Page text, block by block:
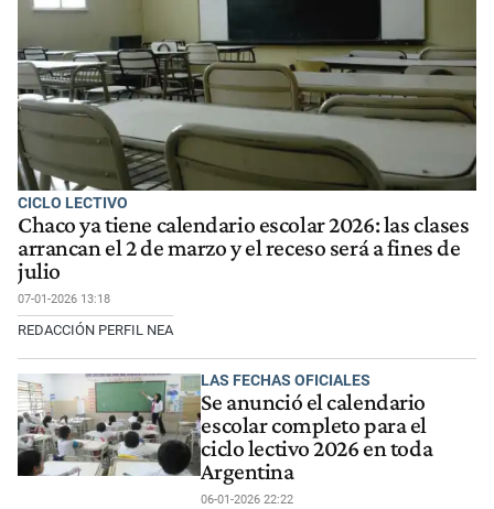
CICLO LECTIVO
Chaco ya tiene calendario escolar 2026: las clases
arrancan el 2 de marzo y el receso será a fines de
julio
07-01-2026 13:18
REDACCIÓN PERFIL NEA
LAS FECHAS OFICIALES
Se anunció el calendario
escolar completo para el
ciclo lectivo 2026 en toda
Argentina
06-01-2026 22:22